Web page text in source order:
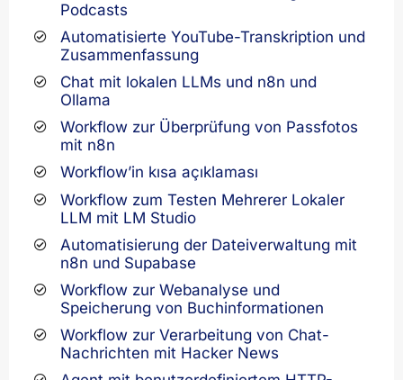
Podcasts
Automatisierte YouTube-Transkription und
Zusammenfassung
Chat mit lokalen LLMs und n8n und
Ollama
Workflow zur Überprüfung von Passfotos
mit n8n
Workflow’in kısa açıklaması
Workflow zum Testen Mehrerer Lokaler
LLM mit LM Studio
Automatisierung der Dateiverwaltung mit
n8n und Supabase
Workflow zur Webanalyse und
Speicherung von Buchinformationen
Workflow zur Verarbeitung von Chat-
Nachrichten mit Hacker News